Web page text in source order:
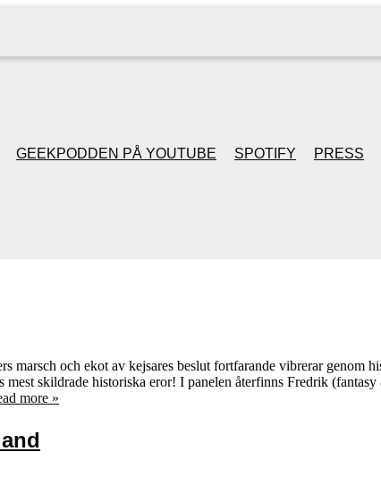
GEEKPODDEN PÅ YOUTUBE
JULSPECIALER 2013
SPOTIFY PRESS
marsch och ekot av kejsares beslut fortfarande vibrerar genom
skildrade historiska eror! I panelen återfinns Fredrik
more »